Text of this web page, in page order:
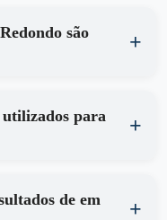
utilizados para
de em